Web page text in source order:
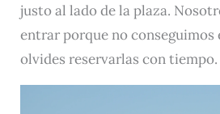
justo al lado de la plaza.
entrar porque no conseguimos
olvides reservarlas con tiempo.